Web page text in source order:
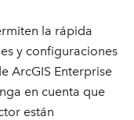
la rápida
y configuraciones
ArcGIS Enterprise
en cuenta que
están